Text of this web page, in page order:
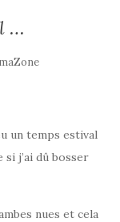
…
un temps estival
si j’ai dû bosser
nues et cela